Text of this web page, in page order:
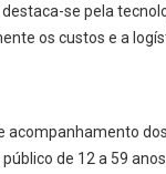
se pela
os custos e a
acompanhamento
de 12 a 59